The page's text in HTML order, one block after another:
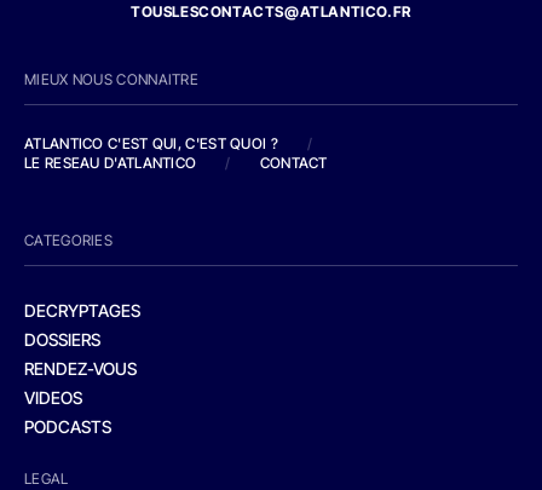
TOUSLESCONTACTS@ATLANTICO.FR
MIEUX NOUS CONNAITRE
ATLANTICO C'EST QUI, C'EST QUOI ?
/
LE RESEAU D'ATLANTICO
/ CONTACT
CATEGORIES
DECRYPTAGES
DOSSIERS
RENDEZ-VOUS
VIDEOS
PODCASTS
LEGAL